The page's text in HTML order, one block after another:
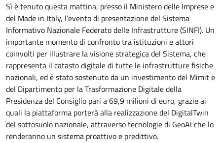
Sì è tenuto questa mattina, presso il Ministero delle Imprese e
del Made in Italy, l’evento di presentazione del Sistema
Informativo Nazionale Federato delle Infrastrutture (SINFI). Un
importante momento di confronto tra istituzioni e attori
coinvolti per illustrare la visione strategica del Sistema, che
rappresenta il catasto digitale di tutte le infrastrutture fisiche
nazionali, ed è stato sostenuto da un investimento del Mimit e
del Dipartimento per la Trasformazione Digitale della
Presidenza del Consiglio pari a 69,9 milioni di euro, grazie ai
quali la piattaforma porterà alla realizzazione del DigitalTwin
del sottosuolo nazionale, attraverso tecnologie di GeoAI che lo
renderanno un sistema proattivo e predittivo.